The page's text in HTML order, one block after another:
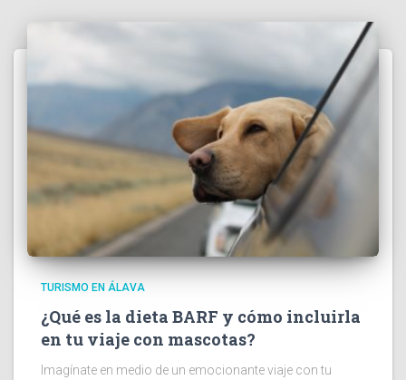
TURISMO EN ÁLAVA
¿Qué es la dieta BARF y cómo incluirla
en tu viaje con mascotas?
Imagínate en medio de un emocionante viaje con tu